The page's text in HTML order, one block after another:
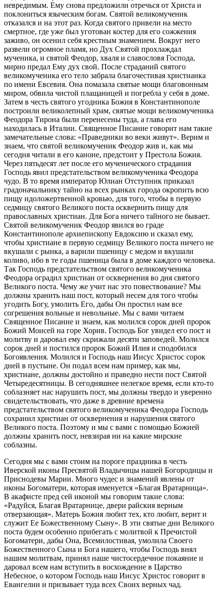
невредимым. Ему снова предложили отречься от Христа и
поклониться языческим богам. Святой великомученик
отказался и на этот раз. Когда святого привели на место
смертное, где уже был уготован костер для его сожжения
заживо, он осенил себя крестным знамением. Вокруг него
развели огромное пламя, но Дух Святой прохлаждал
мученика, и святой Феодор, хваля и славословя Господа,
мирно предал Ему дух свой. После страданий святого
великомученика его тело забрала благочестивая христианка
по имени Евсевия. Она помазала святые мощи благовонным
миром, обвила чистой плащаницей и погребла у себя в доме.
Затем в честь святого угодника Божия в Константинополе
построили великолепный храм, святые мощи великомученика
Феодора Тирона были перенесены туда, а глава его
находилась в Италии. Священное Писание говорит нам такие
замечательные слова: «Праведники во веки живут». Верим и
знаем, что святой великомученик Феодор жив и, как мы
сегодня читали в его каноне, предстоит у Престола Божия.
Через пятьдесят лет после его мученического страдания
Господь явил предстательством великомученика Феодора
чудо. В то время император Юлиан Отступник приказал
градоначальнику тайно на всех рынках города окропить всю
пищу идоложертвенной кровью, для того, чтобы в первую
седмицу святого Великого поста осквернить пищу для
православных христиан. Для Бога ничего тайного не бывает.
Святой великомученик Феодор явился во граде
Константинополе архиепископу Евдоксию и сказал ему,
чтобы христиане в первую седмицу Великого поста ничего не
вкушали с рынка, а варили пшеницу с медом и вкушали
коливо, ибо в те годы пшеница была в доме каждого человека.
Так Господь предстательством святого великомученика
Феодора оградил христиан от осквернения во дня святого
Великого поста. Чему же учит нас это повествование? Мы
должны хранить наш пост, который несем для того чтобы
угодить Богу, умолить Его, дабы Он простил нам все
согрешения вольные и невольные. Мы с вами читаем
Священное Писание и знаем, как молился сорок дней пророк
Божий Моисей на горе Хорив. Господь Бог увидел его пост и
молитву и даровал ему скрижали десяти заповедей. Молился
сорок дней и постился пророк Божий Илия и сподобился
Богоявления. Молился и Господь наш Иисус Христос сорок
дней в пустыне. Он подал всем нам пример, как мы,
христиане, должны достойно и праведно нести пост Святой
Четыредесятницы. В сегодняшнее нелегкое время, если кто-то
соблазняет нас нарушить пост, мы должны твердо и уверенно
свидетельствовать, что даже в древние времена
предстательством святого великомученика Феодора Господь
сохранил христиан от осквернения и нарушения святого
Великого поста. Поэтому и мы с вами с помощью Божией
должны хранить пост, невзирая ни на какие мирские
соблазны.
Сегодня мы с вами стоим на пороге праздника в честь
Иверской иконы Пресвятой Владычицы нашей Богородицы и
Приснодевы Марии. Много чудес и знамений явлены от
иконы Богоматери, которая именуется «Благая Вратарница».
В акафисте пред сей иконой мы говорим такие слова:
«Радуйся, Благая Вратарнице, двери райския верным
отверзающая». Матерь Божия любит тех, кто любит, верит и
служит Ее Божественному Сыну». В эти святые дни Великого
поста будем особенно прибегать с молитвой к Пречистой
Богоматери, дабы Она, Всемилостивая, умолила Своего
Божественного Сына и Бога нашего, чтобы Господь внял
нашим молитвам, принял наше чистосердечное покаяние и
даровал всем нам вступить в восхождение в Царство
Небесное, о котором Господь наш Иисус Христос говорит в
Евангелии и призывает туда всех Своих верных чад.